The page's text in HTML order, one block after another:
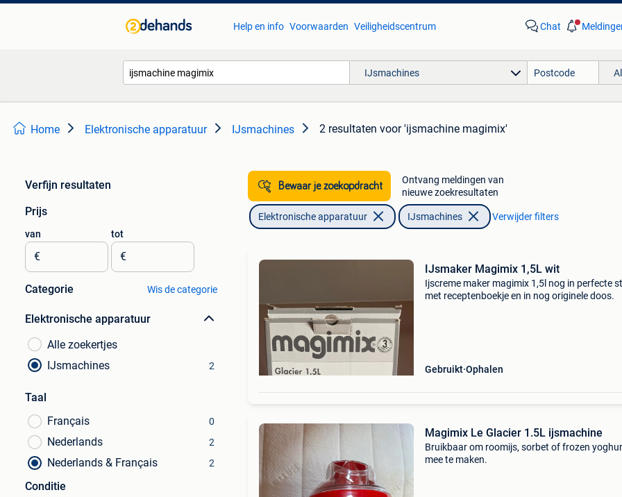
Help en info Voorwaarden Veiligheidscentrum Chat
IJsmachines
Home Elektronische apparatuur IJsmachines 2 resultaten voor 'ijsmachine magimix'
Verfijn resultaten
Prijs
van
€
tot
€
Categorie Wis de categorie
Elektronische apparatuur
Alle zoekertjes
IJsmachines
2
Taal
Français
0
Nederlands 2
Nederlands & Français 2
Conditie
Bewaar je zoekopdracht
Ontvang meldingen van
nieuwe zoekresultaten
Elektronische apparatuur IJsmachines Verwijder filters
IJsmaker Magimix 1,5L wit
Ijscreme maker magimix 1,5l nog in perfecte
met receptenboekje en in nog originele doos.
Gebruikt Ophalen
Magimix Le Glacier 1.5L ijsmachine
Bruikbaar om roomijs, sorbet of frozen
mee te maken.